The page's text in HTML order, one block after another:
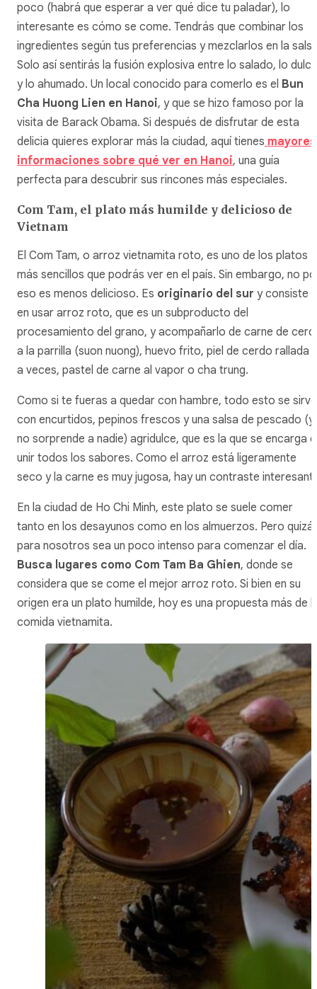
poco (habrá que esperar a ver qué dice tu paladar), lo
interesante es cómo se come. Tendrás que combinar los
ingredientes según tus preferencias y mezclarlos en la
Solo así sentirás la fusión explosiva entre lo salado, lo dulce
y lo ahumado. Un local conocido para comerlo es el Bun
Cha Huong Lien en Hanoi, y que se hizo famoso por la
visita de Barack Obama. Si después de disfrutar de esta
delicia quieres explorar más la ciudad, aquí tienes mayores
informaciones sobre qué ver en Hanoi, una guía
perfecta para descubrir sus rincones más especiales.
Com Tam, el plato más humilde y delicioso de
Vietnam
El Com Tam, o arroz vietnamita roto, es uno de los platos
más sencillos que podrás ver en el país. Sin embargo, no
eso es menos delicioso. Es originario del sur y consiste
en usar arroz roto, que es un subproducto del
procesamiento del grano, y acompañarlo de carne de
a la parrilla (suon nuong), huevo frito, piel de cerdo rallada
a veces, pastel de carne al vapor o cha trung.
Como si te fueras a quedar con hambre, todo esto se sirve
con encurtidos, pepinos frescos y una salsa de pescado
no sorprende a nadie) agridulce, que es la que se encarga
unir todos los sabores. Como el arroz está ligeramente
seco y la carne es muy jugosa, hay un contraste
En la ciudad de Ho Chi Minh, este plato se suele comer
tanto en los desayunos como en los almuerzos. Pero
para nosotros sea un poco intenso para comenzar el día.
Busca lugares como Com Tam Ba Ghien, donde se
considera que se come el mejor arroz roto. Si bien en su
origen era un plato humilde, hoy es una propuesta más de
comida vietnamita.